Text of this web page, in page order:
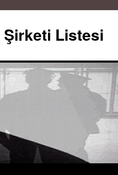
Şirketi Listesi